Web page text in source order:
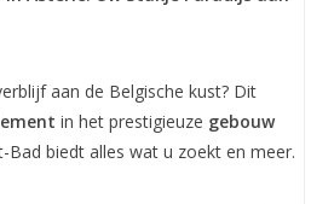
aan de Belgische kust? Dit
in het prestigieuze gebouw
Bad biedt alles wat u zoekt en meer.